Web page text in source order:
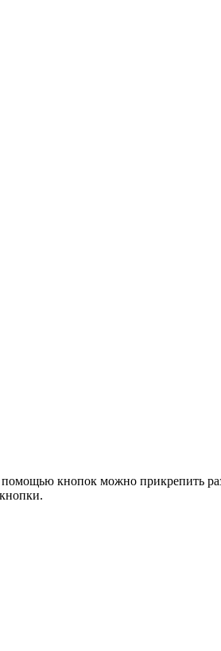
кнопок можно прикрепить